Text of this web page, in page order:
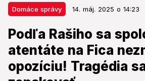
Domáce správy 14. máj. 2025 o 14:23
Podľa Rašiho sa
atentáte na Fica
opozíciu! Tragédia
Domáce správy 14. máj. 2025 o
Podľa Rašiho sa
atentáte na Fica
opozíciu! Tragédia sa
zopakovať